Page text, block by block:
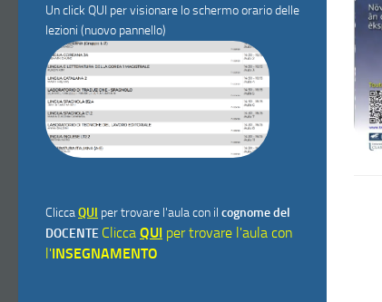
Un click QUI per visionare lo schermo orario delle
lezioni (nuovo pannello)
CliccaQUI per trovare l'aula con il cognome del
DOCENTE Clicca QUI per trovare l'aula con
l'INSEGNAMENTO